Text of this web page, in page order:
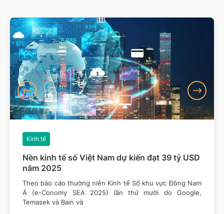
Nền kinh tế số Việt Nam dự kiến đạt 39 tỷ USD
năm 2025
Kinh tế
Theo báo cáo thường niên Kinh tế Số khu vực Đông Nam
Á (e-Conomy SEA 2025) lần thứ mười do Google,
Temasek và Bain và